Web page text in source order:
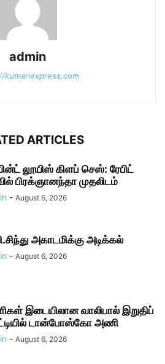
admin
kumariexpress.com
ARTICLES
லூயிஸ் கிளப் செஸ்: ரேபிட்
பிரக்ஞானந்தா முதலிடம்
- August 6, 2026
அகாடமிக்கு அடிக்கல்
- August 6, 2026
இடையிலான வாலிபால் இறுதிப்
டான்போஸ்கோ அணி
- August 6, 2026